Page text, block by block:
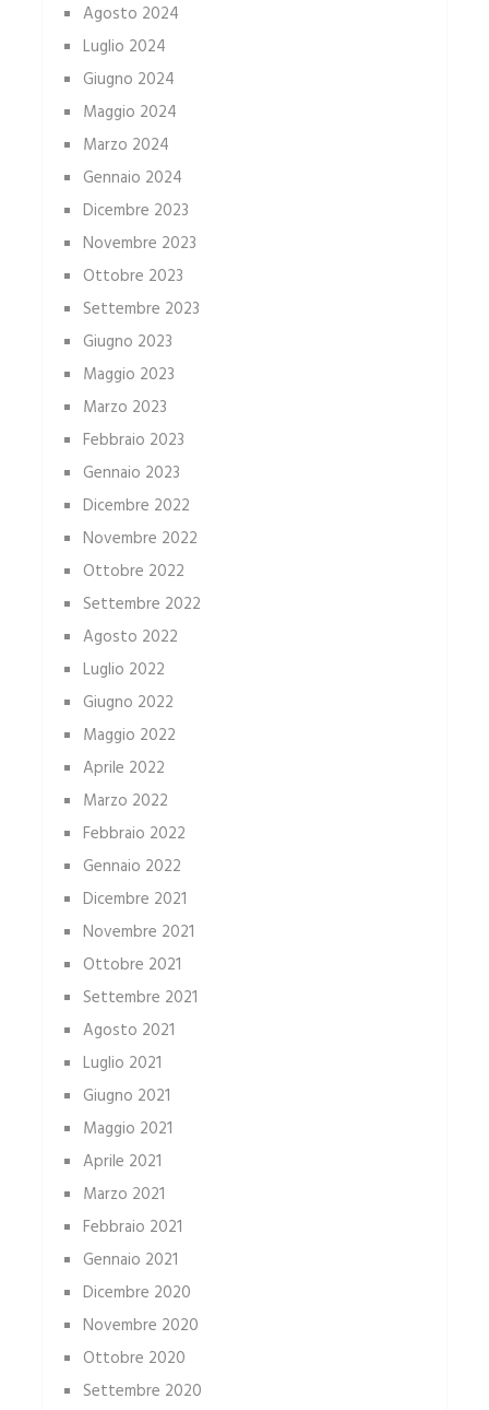
Agosto 2024
Luglio 2024
Giugno 2024
Maggio 2024
Marzo 2024
Gennaio 2024
Dicembre 2023
Novembre 2023
Ottobre 2023
Settembre 2023
Giugno 2023
Maggio 2023
Marzo 2023
Febbraio 2023
Gennaio 2023
Dicembre 2022
Novembre 2022
Ottobre 2022
Settembre 2022
Agosto 2022
Luglio 2022
Giugno 2022
Maggio 2022
Aprile 2022
Marzo 2022
Febbraio 2022
Gennaio 2022
Dicembre 2021
Novembre 2021
Ottobre 2021
Settembre 2021
Agosto 2021
Luglio 2021
Giugno 2021
Maggio 2021
Aprile 2021
Marzo 2021
Febbraio 2021
Gennaio 2021
Dicembre 2020
Novembre 2020
Ottobre 2020
Settembre 2020